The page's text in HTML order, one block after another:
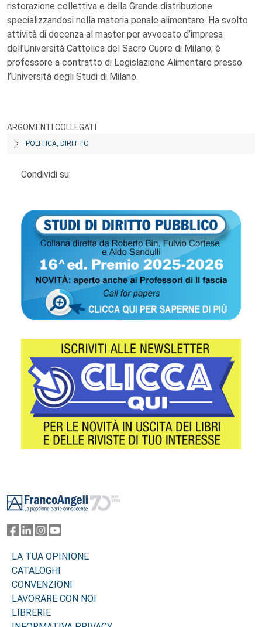
ristorazione collettiva e della Grande distribuzione
specializzandosi nella materia penale alimentare. Ha svolto
attività di docenza al master per avvocato d’impresa
dell’Università Cattolica del Sacro Cuore di Milano; è
professore a contratto di Legislazione Alimentare presso
l’Università degli Studi di Milano.
ARGOMENTI COLLEGATI
POLITICA, DIRITTO
Condividi su:
LA TUA OPINIONE
CATALOGHI
CONVENZIONI
LAVORARE CON NOI
LIBRERIE